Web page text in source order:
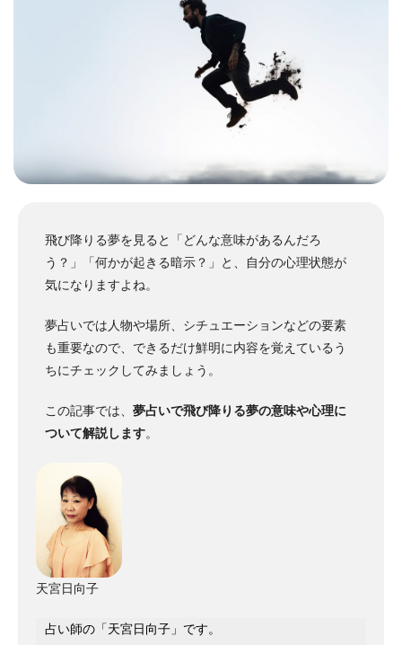
飛び降りる夢を見ると「どんな意味があるんだろ
う？」「何かが起きる暗示？」と、自分の心理状態が
気になりますよね。
夢占いでは人物や場所、シチュエーションなどの要素
も重要なので、できるだけ鮮明に内容を覚えているう
ちにチェックしてみましょう。
この記事では、 夢占いで飛び降りる夢の意味や心理に
ついて解説します。
天宮日向子
占い師の「天宮日向子」です。